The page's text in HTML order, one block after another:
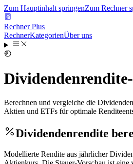
Zum Hauptinhalt springenZum Rechner
Rechner Plus
RechnerKategorienÜber uns
Berechnen und vergleiche die
Aktien und ETFs für optimale
Dividendenrendite
Modellierte Rendite aus jährlicher